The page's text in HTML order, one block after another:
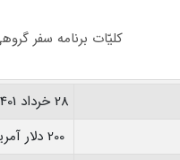
کلیّات برنامه سفر
28 خرداد 1401